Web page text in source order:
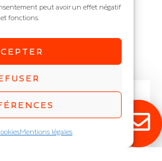
peut avoir un effet négatif
fonctions.
Mentions légales
à notre newsletter pour
exclusivité toutes nos
M'INSCRIS